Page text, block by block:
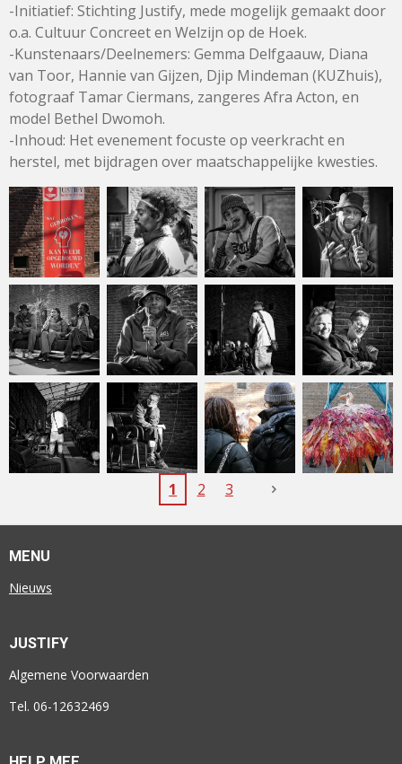
-Initiatief: Stichting Justify, mede mogelijk gemaakt door
o.a. Cultuur Concreet en Welzijn op de Hoek.
-Kunstenaars/Deelnemers: Gemma Delfgaauw, Diana
van Toor, Hannie van Gijzen, Djip Mindeman (KUZhuis),
fotograaf Tamar Ciermans, zangeres Afra Acton, en
model Bethel Dwomoh.
-Inhoud: Het evenement focuste op veerkracht en
herstel, met bijdragen over maatschappelijke kwesties.
1 2 3
MENU
Nieuws
JUSTIFY
Algemene Voorwaarden
Tel. 06-12632469